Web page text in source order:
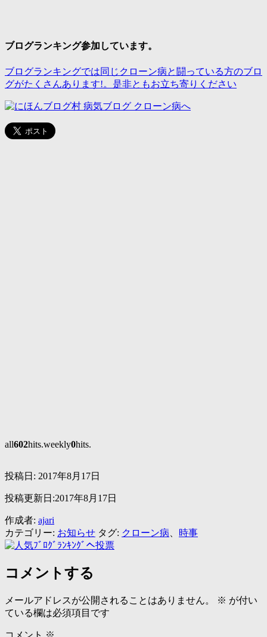
ブログランキング参加しています。
ブログランキングでは同じクローン病と闘っている方のブロ
グがたくさんあります!。是非ともお立ち寄りください
all602hits.weekly0hits.
投稿日: 2017年8月17日
投稿更新日:2017年8月17日
作成者: ajari
カテゴリー: お知らせ タグ: クローン病 時事
コメントする
メールアドレスが公開されることはありません。 ※ が付い
ている欄は必須項目です